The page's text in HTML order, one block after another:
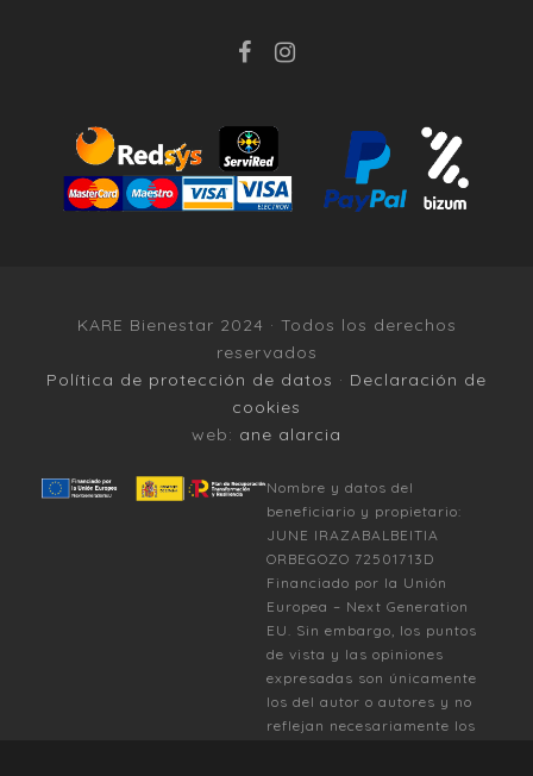
KARE Bienestar 2024 · Todos los derechos
reservados
Política de protección de datos · Declaración de
cookies
web: ane alarcia
Nombre y datos del
beneficiario y propietario:
JUNE IRAZABALBEITIA
ORBEGOZO 72501713D
Financiado por la Unión
Europea – Next Generation
EU. Sin embargo, los puntos
de vista y las opiniones
expresadas son únicamente
los del autor o autores y no
reflejan necesariamente los